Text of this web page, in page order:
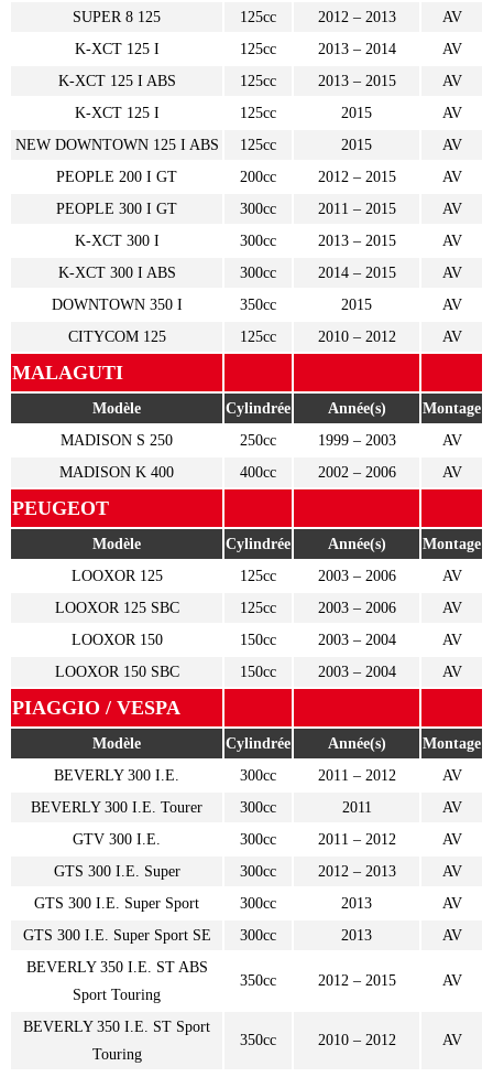
SUPER 8 125
125cc 2012 – 2013
AV
K-XCT 125 I
125cc 2013 – 2014
AV
K-XCT 125 I ABS
125cc 2013 – 2015
AV
K-XCT 125 I
125cc 2015
AV
NEW DOWNTOWN 125 I ABS
125cc 2015
AV
PEOPLE 200 I GT
200cc 2012 – 2015
AV
PEOPLE 300 I GT
300cc 2011 – 2015
AV
K-XCT 300 I
300cc 2013 – 2015
AV
K-XCT 300 I ABS
300cc 2014 – 2015
AV
DOWNTOWN 350 I
350cc 2015
AV
CITYCOM 125
125cc 2010 – 2012 AV
MALAGUTI
Modèle Cylindrée Année(s)
Montage
MADISON S 250
250cc 1999 – 2003
AV
MADISON K 400
400cc 2002 – 2006 AV
PEUGEOT
Modèle Cylindrée Année(s)
Montage
LOOXOR 125
125cc 2003 – 2006
AV
LOOXOR 125 SBC
125cc 2003 – 2006
AV
LOOXOR 150
150cc 2003 – 2004
AV
LOOXOR 150 SBC
150cc 2003 – 2004 AV
PIAGGIO / VESPA
Modèle Cylindrée Année(s)
Montage
BEVERLY 300 I.E.
300cc 2011 – 2012
AV
BEVERLY 300 I.E. Tourer
300cc 2011
AV
GTV 300 I.E.
300cc 2011 – 2012
AV
GTS 300 I.E. Super
300cc 2012 – 2013
AV
GTS 300 I.E. Super Sport
300cc 2013
AV
GTS 300 I.E. Super Sport SE
300cc 2013
AV
BEVERLY 350 I.E. ST ABS
Sport Touring
350cc 2012 – 2015 AV
BEVERLY 350 I.E. ST Sport
Touring
350cc 2010 – 2012 AV